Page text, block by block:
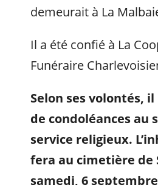
demeurait à La
Il a été confié à La
Funéraire
Selon ses volontés, il
de condoléances au
service religieux.
fera au cimetière de
samedi, 6